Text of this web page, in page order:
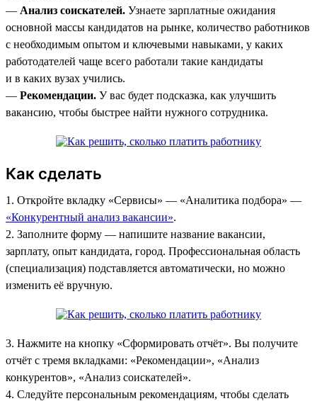
— Анализ соискателей. Узнаете зарплатные ожидания
основной массы кандидатов на рынке, количество работников
с необходимым опытом и ключевыми навыками, у каких
работодателей чаще всего работали такие кандидаты
и в каких вузах учились.
— Рекомендации. У вас будет подсказка, как улучшить
вакансию, чтобы быстрее найти нужного сотрудника.
Как сделать
1. Откройте вкладку «Сервисы»‎ — «Аналитика подбора» —
«Конкурентный анализ вакансии».
2. Заполните форму — напишите название вакансии,
зарплату, опыт кандидата, город. Профессиональная область
(специализация) подставляется автоматически, но можно
изменить её вручную.
3. Нажмите на кнопку «Сформировать отчёт». Вы получите
отчёт с тремя вкладками: «Рекомендации», «Анализ
конкурентов», «Анализ соискателей».
4. Следуйте персональным рекомендациям, чтобы сделать